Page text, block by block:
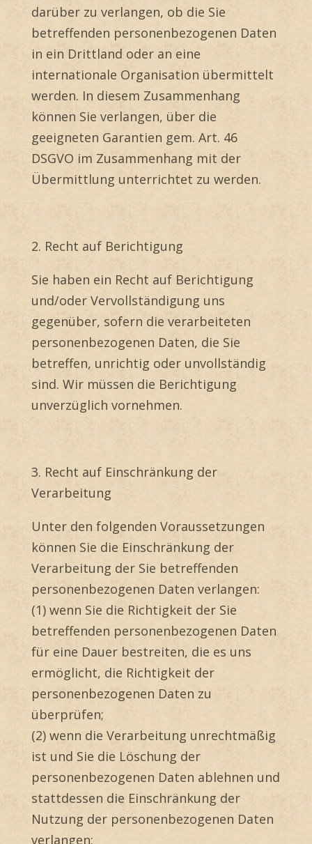
darüber zu verlangen, ob die Sie
betreffenden personenbezogenen Daten
in ein Drittland oder an eine
internationale Organisation übermittelt
werden. In diesem Zusammenhang
können Sie verlangen, über die
geeigneten Garantien gem. Art. 46
DSGVO im Zusammenhang mit der
Übermittlung unterrichtet zu werden.
2. Recht auf Berichtigung
Sie haben ein Recht auf Berichtigung
und/oder Vervollständigung uns
gegenüber, sofern die verarbeiteten
personenbezogenen Daten, die Sie
betreffen, unrichtig oder unvollständig
sind. Wir müssen die Berichtigung
unverzüglich vornehmen.
3. Recht auf Einschränkung der
Verarbeitung
Unter den folgenden Voraussetzungen
können Sie die Einschränkung der
Verarbeitung der Sie betreffenden
personenbezogenen Daten verlangen:
(1) wenn Sie die Richtigkeit der Sie
betreffenden personenbezogenen Daten
für eine Dauer bestreiten, die es uns
ermöglicht, die Richtigkeit der
personenbezogenen Daten zu
überprüfen;
(2) wenn die Verarbeitung unrechtmäßig
ist und Sie die Löschung der
personenbezogenen Daten ablehnen und
stattdessen die Einschränkung der
Nutzung der personenbezogenen Daten
verlangen;